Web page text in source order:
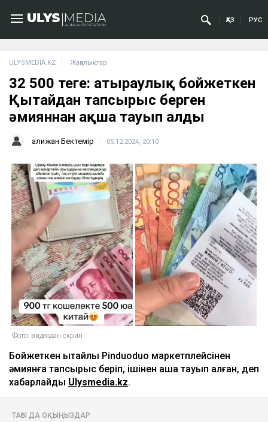
ҚАЗ РУС
ULYSMEDIA.KZ Жаңалықтар
32 500 теңге: атыраулық бойжеткен
Қытайдан тапсырыс берген
әмияннан ақша тауып алды
Қалижан Бектемір 05.12.2024, 20:10
Фото: видеодан скрин
Бойжеткен қытайлық Pinduoduo маркетплейсінен
әмиянға тапсырыс беріп, ішінен ақша тауып алған, деп
хабарлайды Ulysmedia.kz.
ТАҒЫ ДА ОҚЫҢЫЗДАР